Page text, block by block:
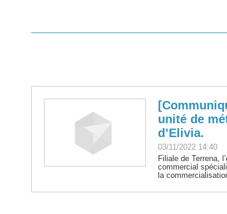
unité de
d’Elivia.
03/11/2022 14:40
Filiale de Terrena,
commercial
la